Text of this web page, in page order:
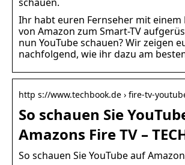
Ihr habt euren Fernseher mit einem
von Amazon zum Smart-TV
nun YouTube schauen? Wir zeigen
nachfolgend, wie ihr dazu am
http s://www.techbook.de › fire-tv-
So schauen Sie
Amazons Fire TV –
So schauen Sie YouTube auf